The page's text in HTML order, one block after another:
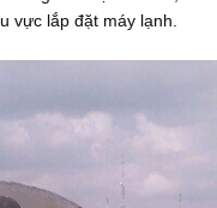
lắp đặt máy lạnh.